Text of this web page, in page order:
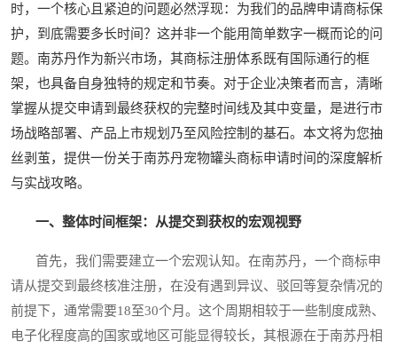
时，一个核心且紧迫的问题必然浮现：为我们的品牌申请商标保
护，到底需要多长时间？这并非一个能用简单数字一概而论的问
题。南苏丹作为新兴市场，其商标注册体系既有国际通行的框
架，也具备自身独特的规定和节奏。对于企业决策者而言，清晰
掌握从提交申请到最终获权的完整时间线及其中变量，是进行市
场战略部署、产品上市规划乃至风险控制的基石。本文将为您抽
丝剥茧，提供一份关于南苏丹宠物罐头商标申请时间的深度解析
与实战攻略。
一、整体时间框架：从提交到获权的宏观视野
首先，我们需要建立一个宏观认知。在南苏丹，一个商标申
请从提交到最终核准注册，在没有遇到异议、驳回等复杂情况的
前提下，通常需要18至30个月。这个周期相较于一些制度成熟、
电子化程度高的国家或地区可能显得较长，其根源在于南苏丹相